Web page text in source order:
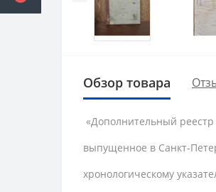
Обзор товара
«Дополнительный
выпущенное в Санкт-
хронологическому